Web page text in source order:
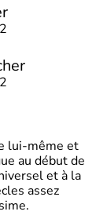
lui-même et
au début de
et à la
assez